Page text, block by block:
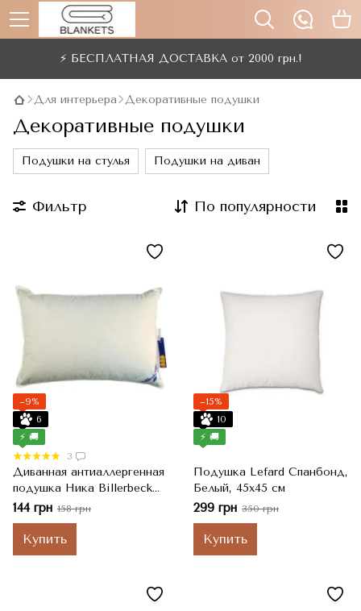
⚡ БЕСПЛАТНАЯ ДОСТАВКА от 2000 грн.!
Для интерьера Декоративные подушки
Декоративные подушки
Подушки на стулья Подушки на диван
Фильтр По популярности
−9%
6
⚡ 🚚
3
Диванная антиаллергенная
подушка Ника Billerbeck
38х38 см
144 грн 158 грн
Купить
−15%
10
⚡ 🚚
Подушка Lefard Спанбонд,
Белый, 45x45 см
299 грн 350 грн
Купить